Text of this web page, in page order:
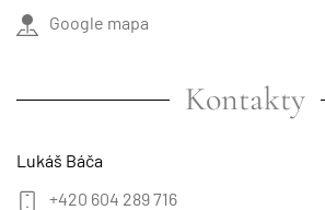
Google mapa
Kontakty
Lukáš Báča
+420 604 289 716